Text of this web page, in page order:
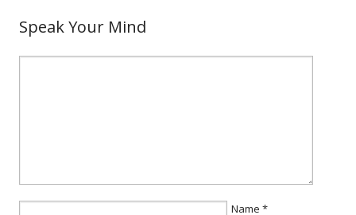
Speak Your Mind
Name *